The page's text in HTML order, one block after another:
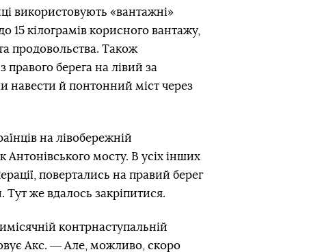
використовують «вантажні»
15 кілограмів корисного вантажу,
продовольства. Також
правого берега на лівий за
навести й понтонний міст через
на лівобережній
мосту. В усіх інших
повертались на правий берег
же вдалось закріпитися.
контрнаступальній
Акс. ― Але, можливо, скоро